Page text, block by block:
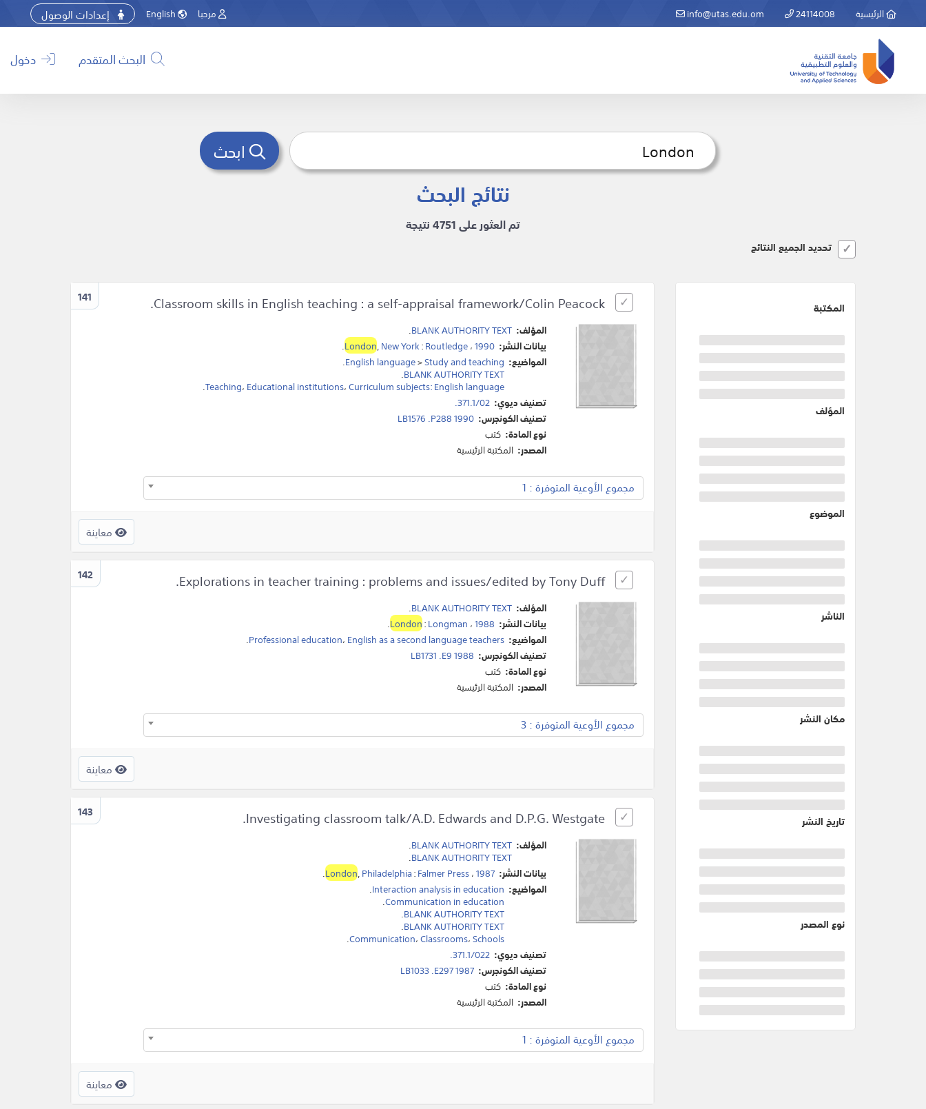
الرئيسية 24114008
info@utas.edu.om إعدادات الوصول مرحبا
البحث المتقدم دخول
نتائج البحث
تم العثور على 4751 نتيجة
تحديد الجميع النتائج
المكتبة
المؤلف
الموضوع
الناشر
مكان النشر
تاريخ النشر
نوع المصدر
141 Classroom skills in English teaching : a self-appraisal framework/Colin Peacock.
المؤلف: BLANK AUTHORITY TEXT
.
بيانات النشر:
London,New York:Routledge،1990
.
المواضيع:
English language>Study and teaching
.
BLANK AUTHORITY TEXT
.
Teaching، Educational institutions،Curriculum subjects: English language
.
تصنيف ديوي: 371.1/02.
تصنيف الكونجرس: LB1576 .P288 1990
نوع المادة: كتب
المصدر: المكتبة الرئيسية
مجموع الأوعية المتوفرة : 1
معاينة
142 Explorations in teacher training : problems and issues/edited by Tony Duff.
المؤلف: BLANK AUTHORITY TEXT
.
بيانات النشر:
London:Longman ،1988
.
المواضيع:
Professional education، English as a second language teachers
.
تصنيف الكونجرس: LB1731 .E9 1988
نوع المادة: كتب
المصدر: المكتبة الرئيسية
مجموع الأوعية المتوفرة : 3
معاينة
143 Investigating classroom talk/A.D. Edwards and D.P.G. Westgate.
المؤلف: BLANK AUTHORITY TEXT
.
BLANK AUTHORITY TEXT
.
بيانات النشر:
London,Philadelphia:Falmer Press،1987
.
المواضيع: Interaction analysis in education
.
Communication in education
.
BLANK AUTHORITY TEXT
.
BLANK AUTHORITY TEXT
.
Communication،Classrooms،Schools
.
تصنيف ديوي: 371.1/022.
تصنيف الكونجرس: LB1033 .E297 1987
نوع المادة: كتب
المصدر: المكتبة الرئيسية
مجموع الأوعية المتوفرة : 1
معاينة